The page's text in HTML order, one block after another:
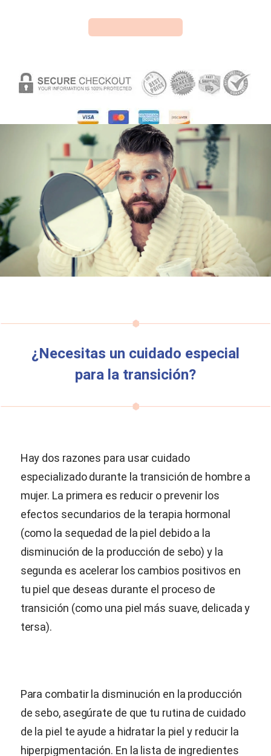
¿Necesitas un cuidado especial
para la transición?
Hay dos razones para usar cuidado
especializado durante la transición de hombre a
mujer. La primera es reducir o prevenir los
efectos secundarios de la terapia hormonal
(como la sequedad de la piel debido a la
disminución de la producción de sebo) y la
segunda es acelerar los cambios positivos en
tu piel que deseas durante el proceso de
transición (como una piel más suave, delicada y
tersa).
Para combatir la disminución en la producción
de sebo, asegúrate de que tu rutina de cuidado
de la piel te ayude a hidratar la piel y reducir la
hiperpigmentación. En la lista de ingredientes